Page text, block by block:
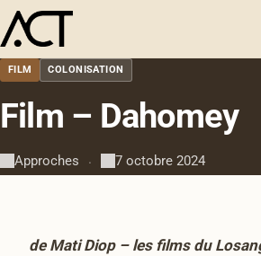
FILM COLONISATION
Film – Dahomey
Approches · 7 octobre 2024
de Mati Diop – les films du